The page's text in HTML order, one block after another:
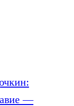
—